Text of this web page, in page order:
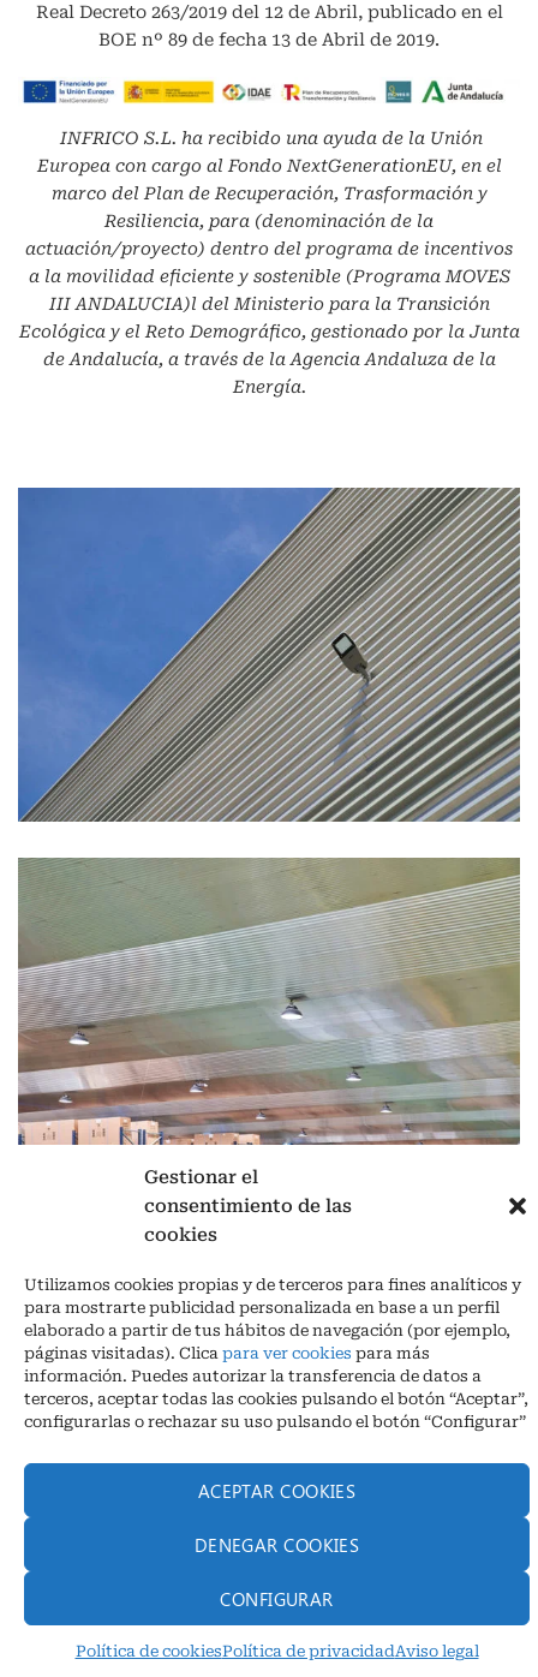
Gestionar el
consentimiento de las
cookies
Utilizamos cookies propias y de terceros para fines analíticos y
para mostrarte publicidad personalizada en base a un perfil
elaborado a partir de tus hábitos de navegación (por ejemplo,
páginas visitadas). Clica para ver cookies para más
información. Puedes autorizar la transferencia de datos a
terceros, aceptar todas las cookies pulsando el botón “Aceptar”,
configurarlas o rechazar su uso pulsando el botón “Configurar”
ACEPTAR COOKIES
DENEGAR COOKIES
CONFIGURAR
Política de cookiesPolítica de privacidadAviso legal
Real Decreto 263/2019 del 12 de Abril, publicado en el
BOE nº 89 de fecha 13 de Abril de 2019.
INFRICO S.L. ha recibido una ayuda de la Unión
Europea con cargo al Fondo NextGenerationEU, en el
marco del Plan de Recuperación, Trasformación y
Resiliencia, para (denominación de la
actuación/proyecto) dentro del programa de incentivos
a la movilidad eficiente y sostenible (Programa MOVES
III ANDALUCIA)l del Ministerio para la Transición
Ecológica y el Reto Demográfico, gestionado por la Junta
de Andalucía, a través de la Agencia Andaluza de la
Energía.
Aviso legal|Política de privacidad
Ctra. A-3132, De Aguilar a A-318 por Moriles km 15,5 M.I. (Córdoba)
España
COORDENADAS: Latitud: 37,40 – Longitud -04,58 | Telf. + 34 957 51
30 68
info@infrico.com Infrico SL 2026©. Diseñado porBabait Technology